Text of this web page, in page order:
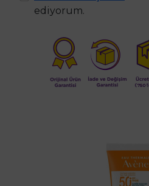
ediyorum.